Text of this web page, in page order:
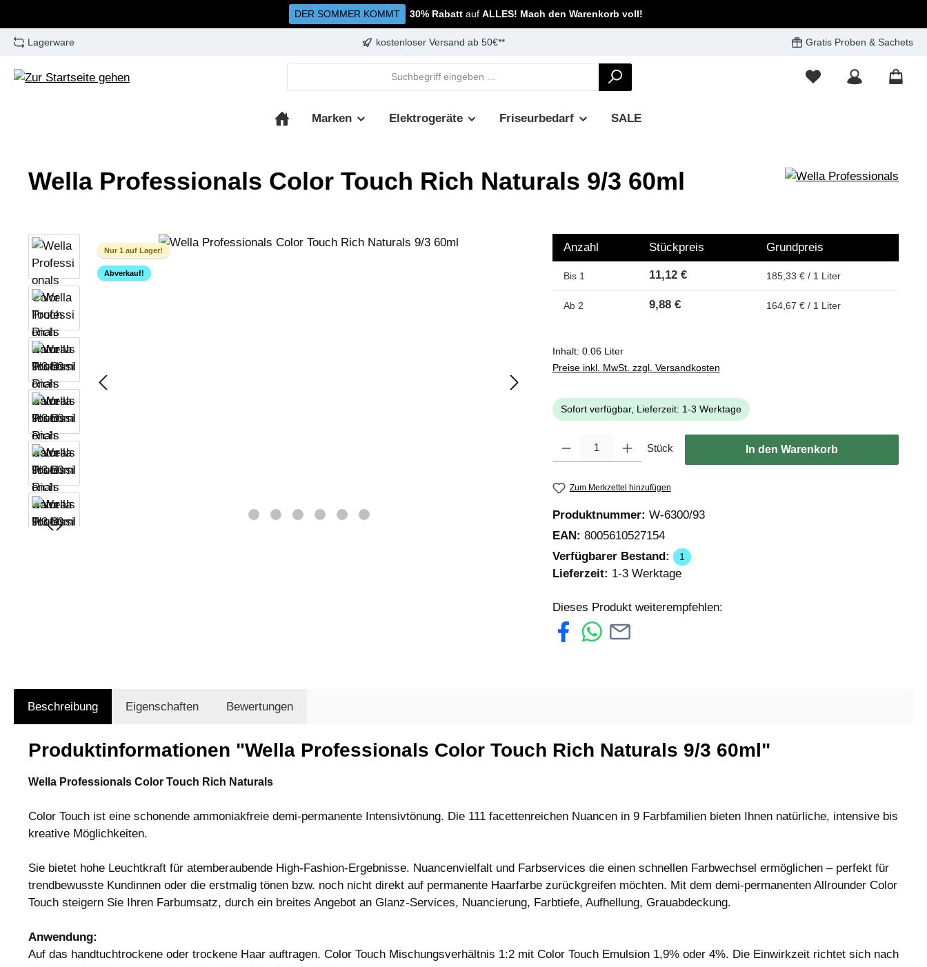
DER SOMMER KOMMT 30% Rabattauf ALLES! Mach den Warenkorb voll!
Lagerware kostenloser Versand ab 50€** Gratis Proben & Sachets
Marken Elektrogeräte Friseurbedarf SALE
Wella Professionals Color Touch Rich Naturals 9/3 60ml
Bildergalerie überspringen
Nur 1 auf Lager!
Abverkauf!
Anzahl Stückpreis Grundpreis
Bis 1 11,12 € 185,33 € / 1 Liter
Ab 2 9,88 € 164,67 € / 1 Liter
Inhalt: 0.06 Liter
Preise inkl. MwSt. zzgl. Versandkosten
Sofort verfügbar, Lieferzeit: 1-3 Werktage
Stück In den Warenkorb
Zum Merkzettel hinzufügen
Produktnummer: W-6300/93
EAN: 8005610527154
Verfügbarer Bestand:
1
Lieferzeit: 1-3 Werktage
Dieses Produkt weiterempfehlen:
Beschreibung Eigenschaften Bewertungen
Produktinformationen "Wella Professionals Color Touch Rich Naturals 9/3 60ml"
Wella Professionals Color Touch Rich Naturals
Color Touch ist eine schonende ammoniakfreie demi-permanente Intensivtönung. Die 111 facettenreichen Nuancen in 9 Farbfamilien bieten Ihnen natürliche, intensive bis
kreative Möglichkeiten.
Sie bietet hohe Leuchtkraft für atemberaubende High-Fashion-Ergebnisse. Nuancenvielfalt und Farbservices die einen schnellen Farbwechsel ermöglichen – perfekt für
trendbewusste Kundinnen oder die erstmalig tönen bzw. noch nicht direkt auf permanente Haarfarbe zurückgreifen möchten. Mit dem demi-permanenten Allrounder Color
Touch steigern Sie Ihren Farbumsatz, durch ein breites Angebot an Glanz-Services, Nuancierung, Farbtiefe, Aufhellung, Grauabdeckung.
Anwendung:
Auf das handtuchtrockene oder trockene Haar auftragen. Color Touch Mischungsverhältnis 1:2 mit Color Touch Emulsion 1,9% oder 4%. Die Einwirkzeit richtet sich nach